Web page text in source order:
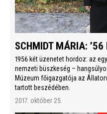
SCHMIDT MÁRIA:
1956 két üzenetet hordoz: az
nemzeti büszkeség –
Múzeum főigazgatója az
tartott beszédében.
2017. október 25.